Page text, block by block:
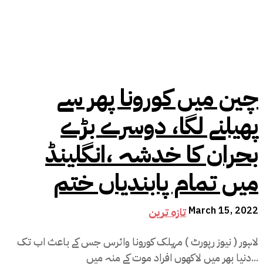
چین میں کورونا پھر سے
پھیلنے لگا، دوسرے بڑے
بحران کا خدشہ ،انگلینڈ
میں تمام پابندیاں ختم
تازہ ترین March 15, 2022
لاہور ( نیوز رپورٹ ) مہلک کورونا وائرس جس کے باعث اب تک
دنیا بھر میں لاکھوں افراد موت کے منہ میں...